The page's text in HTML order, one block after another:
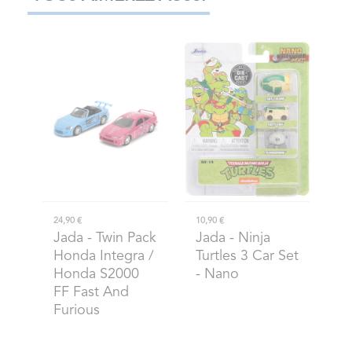
24,90 €
Jada - Twin Pack
Honda Integra /
Honda S2000
FF Fast And
Furious
10,90 €
Jada - Ninja
Turtles 3 Car Set
- Nano